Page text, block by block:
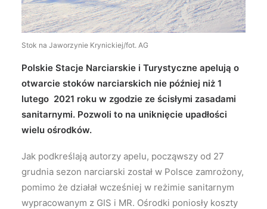
Stok na Jaworzynie Krynickiej/fot. AG
Polskie Stacje Narciarskie i Turystyczne apelują o
otwarcie stoków narciarskich nie później niż 1
lutego 2021 roku w zgodzie ze ścisłymi zasadami
sanitarnymi. Pozwoli to na uniknięcie upadłości
wielu ośrodków.
Jak podkreślają autorzy apelu, począwszy od 27
grudnia sezon narciarski został w Polsce zamrożony,
pomimo że działał wcześniej w reżimie sanitarnym
wypracowanym z GIS i MR. Ośrodki poniosły koszty